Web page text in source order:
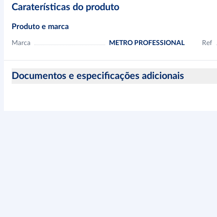
Caraterísticas do produto
Produto e marca
Marca METRO PROFESSIONAL Ref
Documentos e especificações adicionais